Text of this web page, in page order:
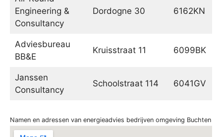
Engineering &
Consultancy
Dordogne 30 6162KN
Adviesbureau
BB&E
Kruisstraat 11 6099BK
Janssen
Consultancy
Schoolstraat 114 6041GV
Namen en adressen van energieadvies bedrijven omgeving Buchten